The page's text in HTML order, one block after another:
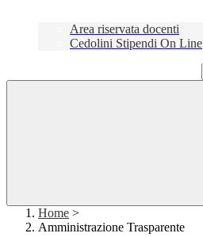
Area riservata docenti
Cedolini Stipendi On Line
Home >
Amministrazione Trasparente